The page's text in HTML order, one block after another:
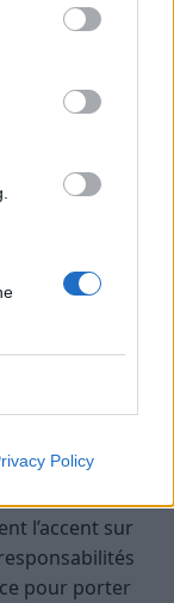
Policy
un vent
loin, de
de l’élan
Vous
de
emploi du
influences
et aux
dans votre
simplement à
prétexte
sans vous
l’accent sur
pour porter